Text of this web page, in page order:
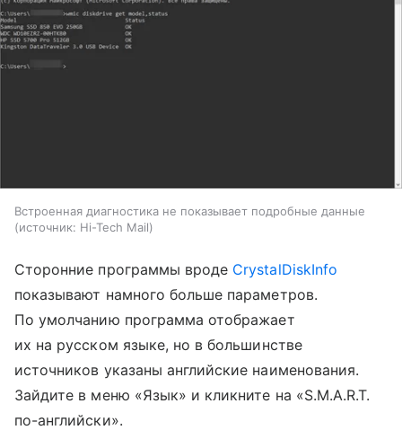
Встроенная диагностика не показывает подробные данные
источник: Hi-Tech Mail
Сторонние программы вроде CrystalDiskInfo
показывают намного больше параметров.
По умолчанию программа отображает
их на русском языке, но в большинстве
источников указаны английские наименования.
Зайдите в меню «Язык» и кликните на «S.M.A.R.T.
по-английски».